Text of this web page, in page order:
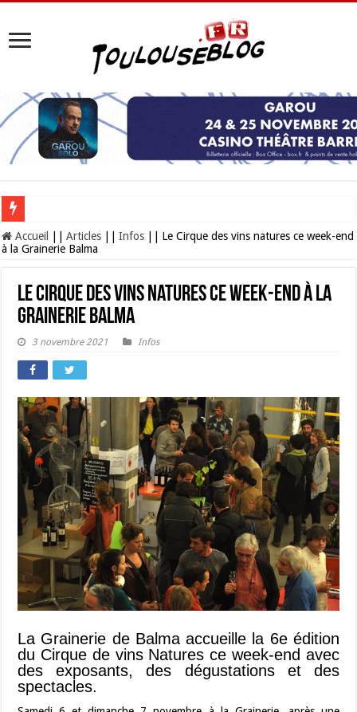
Les Nocturnes de la Cité de l’espace 2026 : l’événement incontournable de
Accueil Articles Infos
Le Cirque des vins natures ce week-end
à la Grainerie Balma
Le Cirque des vins natures ce week-end à la
Grainerie Balma
3 novembre 2021 Infos
La Grainerie de Balma accueille la 6e édition
du Cirque de vins Natures ce week-end avec
des exposants, des dégustations et des
spectacles.